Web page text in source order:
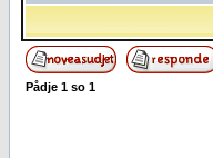
Pådje 1 so 1